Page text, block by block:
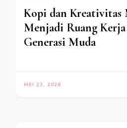
Kopi dan Kreativitas
Menjadi Ruang
Generasi Muda
MEI 23, 2026